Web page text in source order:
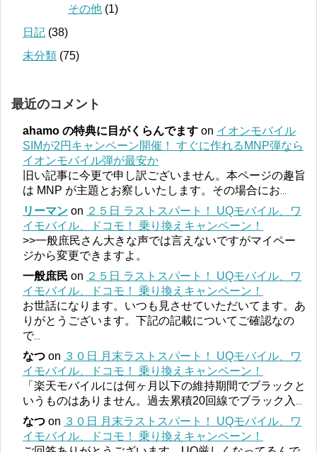
その他 (1)
日記 (38)
未分類 (75)
最近のコメント
ahamo の特典に目がくらんでます on イオンモバイル
SIMが2円キャンペーン開催！ すぐに作れるMNP弾なら
イオンモバイル弾が最安か
旧い記事に今更で申し訳ございません。本ページの趣旨
は MNP が主題とお察しいたします。その場合にお
リーマン on ２５日 ラストスパート！ UQモバイル、ワ
イモバイル、ドコモ！ 乗り換えキャンペーン！
>>一般庶民さん大きな声では言えないですがマイペー
ジから変更できますよ。
一般庶民 on ２５日 ラストスパート！ UQモバイル、ワ
イモバイル、ドコモ！ 乗り換えキャンペーン！
お世話になります。いつも見させていただいてます。あ
りがとうございます。下記の記載についてご確認なの
で...
なつ on ３０日 月末ラストスパート！ UQモバイル、ワ
イモバイル、ドコモ！ 乗り換えキャンペーン！
「楽天モバイルには何ヶ月以下の維持期間でブラックと
いうものはありません。過去累積20回線でブラック入
なつ on ３０日 月末ラストスパート！ UQモバイル、ワ
イモバイル、ドコモ！ 乗り換えキャンペーン！